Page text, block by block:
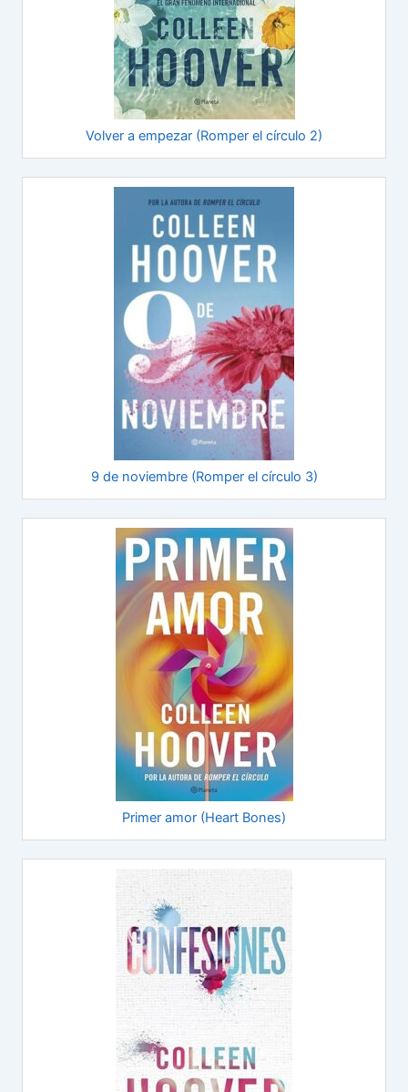
Volver a empezar (Romper el círculo 2)
9 de noviembre (Romper el círculo 3)
Primer amor (Heart Bones)